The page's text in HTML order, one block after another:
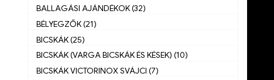
BALLAGÁSI AJÁNDÉKOK (32)
BÉLYEGZŐK (21)
BICSKÁK (25)
BICSKÁK (VARGA BICSKÁK ÉS KÉSEK) (10)
BICSKÁK VICTORINOX SVÁJCI (7)